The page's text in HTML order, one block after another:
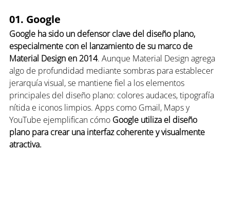
01. Google
Google ha sido un defensor clave del diseño plano,
especialmente con el lanzamiento de su marco de
Material Design en 2014. Aunque Material Design agrega
algo de profundidad mediante sombras para establecer
jerarquía visual, se mantiene fiel a los elementos
principales del diseño plano: colores audaces, tipografía
nítida e iconos limpios. Apps como Gmail, Maps y
YouTube ejemplifican cómo Google utiliza el diseño
plano para crear una interfaz coherente y visualmente
atractiva.